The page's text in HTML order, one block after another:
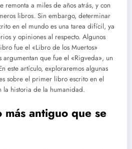
remonta a miles de años atrás, y con
libros. Sin embargo, determinar
en el mundo es una tarea difícil, ya
y opiniones al respecto. Algunos
fue el «Libro de los Muertos»
que fue el «Rigveda», un
este artículo, exploraremos algunas
sobre el primer libro escrito en el
la historia de la humanidad.
antiguo que se